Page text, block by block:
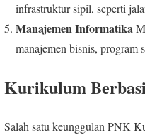
infrastruktur sipil, seperti
Manajemen Informatika
manajemen bisnis, program
Kurikulum
Salah satu keunggulan PNK